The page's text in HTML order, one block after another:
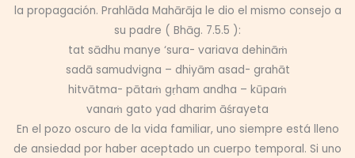
la propagación. Prahlāda Mahārāja le dio el mismo consejo a
su padre ( Bhāg. 7.5.5 ):
tat sādhu manye ‘sura- variava dehināṁ
sadā samudvigna – dhiyām asad- grahāt
hitvātma- pātaṁ gṛham andha – kūpaṁ
vanaṁ gato yad dharim āśrayeta
En el pozo oscuro de la vida familiar, uno siempre está lleno
de ansiedad por haber aceptado un cuerpo temporal. Si uno